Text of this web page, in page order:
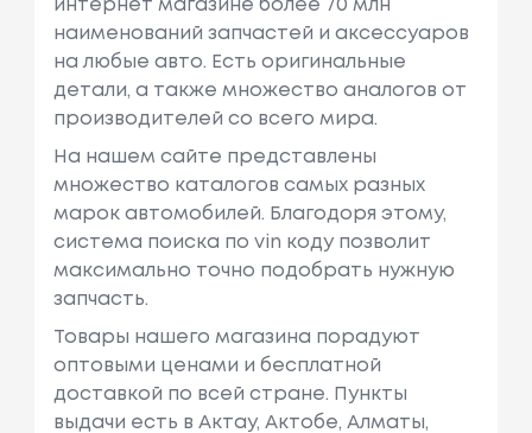
интернет магазине более 70 млн
наименований запчастей и аксессуаров
на любые авто. Есть оригинальные
детали, а также множество аналогов от
производителей со всего мира.
На нашем сайте представлены
множество каталогов самых разных
марок автомобилей. Благодоря этому,
система поиска по vin коду позволит
максимально точно подобрать нужную
запчасть.
Товары нашего магазина порадуют
оптовыми ценами и бесплатной
доставкой по всей стране. Пункты
выдачи есть в Актау, Актобе, Алматы,